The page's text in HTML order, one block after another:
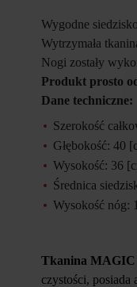
Wygodne
Wytrzymała
Nogi zostały
Produkt prosto
Dane techniczne:
Szerokość
Głębokość: 40
Wysokość: 36
Średnica
Wysokość nóg:
Tkanina MAGIC
czystości,